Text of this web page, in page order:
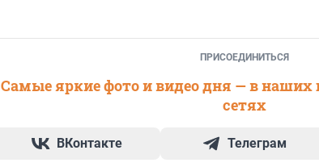
ПРИСОЕДИНИТЬСЯ
Самые яркие фото и видео дня — в наших
сетях
ВКонтакте Телеграм